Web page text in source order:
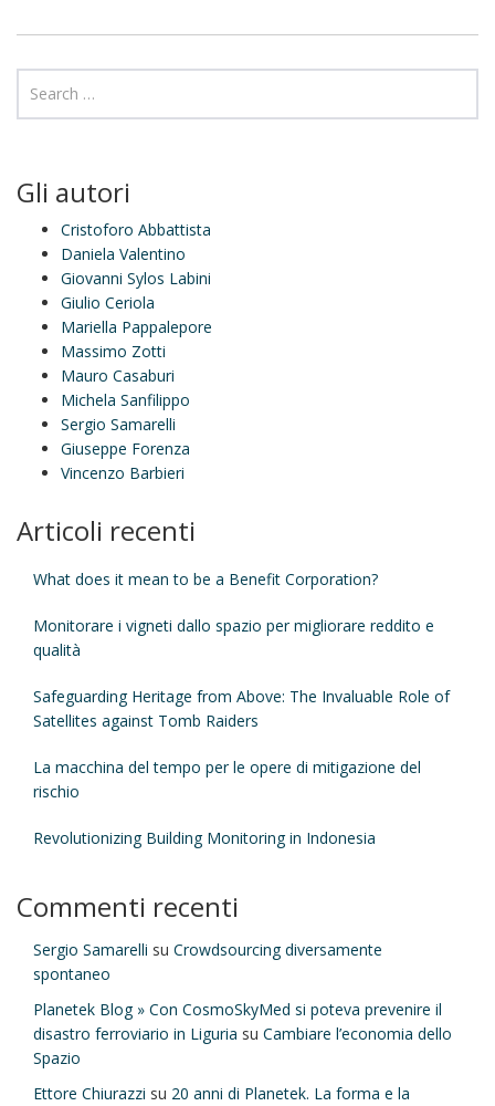
Gli autori
Cristoforo Abbattista
Daniela Valentino
Giovanni Sylos Labini
Giulio Ceriola
Mariella Pappalepore
Massimo Zotti
Mauro Casaburi
Michela Sanfilippo
Sergio Samarelli
Giuseppe Forenza
Vincenzo Barbieri
Articoli recenti
What does it mean to be a Benefit Corporation?
Monitorare i vigneti dallo spazio per migliorare reddito e
qualità
Safeguarding Heritage from Above: The Invaluable Role of
Satellites against Tomb Raiders
La macchina del tempo per le opere di mitigazione del
rischio
Revolutionizing Building Monitoring in Indonesia
Commenti recenti
Sergio Samarelli su Crowdsourcing diversamente
spontaneo
Planetek Blog » Con CosmoSkyMed si poteva prevenire il
disastro ferroviario in Liguria su Cambiare l’economia dello
Spazio
Ettore Chiurazzi su 20 anni di Planetek. La forma e la